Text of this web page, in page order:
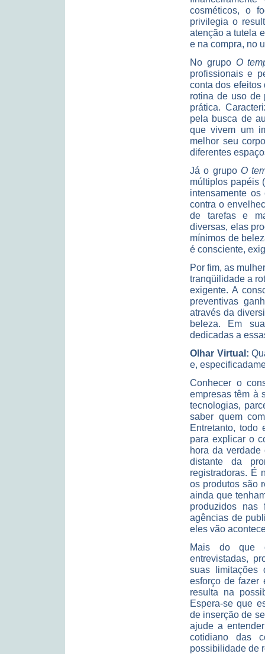
cosméticos, o
privilegia o
atenção a tutela
e na compra, no
No grupo O
profissionais e
conta dos efeitos
rotina de uso de
prática.
pela busca de
que vivem um
melhor seu
diferentes
Já o grupo O
múltiplos papéis
intensamente
contra o
de tarefas e
diversas, elas
mínimos de
é consciente,
Por fim, as
tranqüilidade a
exigente. A
preventivas
através da
beleza. Em
dedicadas a
Olhar Virtual:
e,
Conhecer o
empresas têm à
tecnologias,
saber quem
Entretanto, todo
para explicar o
hora da
distante da
registradoras. É
os produtos são
ainda que
produzidos nas
agências de
eles vão
Mais do que
entrevistadas,
suas limitações
esforço de fazer
resulta na
Espera-se que
de inserção de
ajude a
cotidiano das
possibilidade de